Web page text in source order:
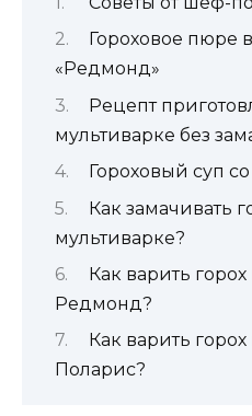
Гороховое пюре
«Редмонд»
Рецепт
мультиварке без
Гороховый суп
Как замачивать
мультиварке?
Как варить
Редмонд?
Как варить
Поларис?